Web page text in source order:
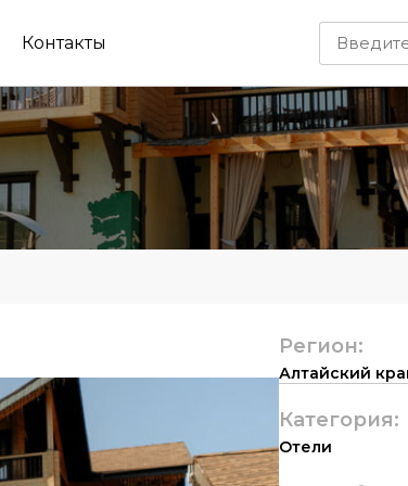
Контакты
Регион:
Алтайский
Категория:
Отели